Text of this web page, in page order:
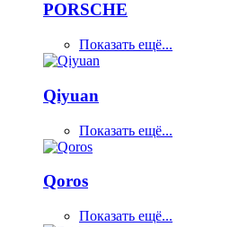
PORSCHE
Показать ещё...
Qiyuan
Показать ещё...
Qoros
Показать ещё...